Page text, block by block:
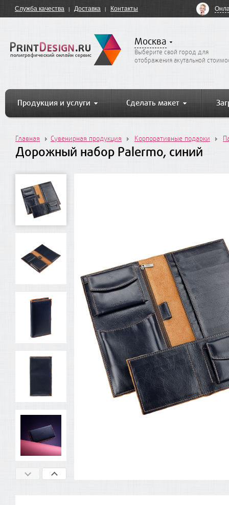
Служба качества Доставка Контакты
Москва
Выберите свой город для
отображения акутальной
Продукция и услуги Сделать макет
Главная Сувенирная продукция Корпоративные подарки
Дорожный набор Palermo, синий